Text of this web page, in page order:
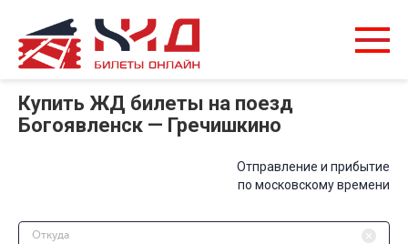
Купить ЖД билеты на поезд
Богоявленск — Гречишкино
Отправление и прибытие
по московскому времени
Откуда